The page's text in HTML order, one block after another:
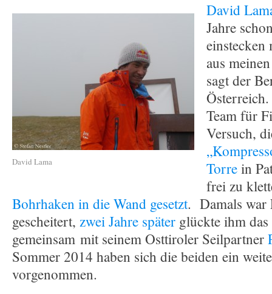
David Lama
David
Jahre
einstecken
aus
sagt der
Team für
Versuch,
Torrein
frei zu
Bohrhaken in die Wand gesetzt. Damals war
gescheitert, zwei Jahre später glückte ihm
gemeinsam mit seinem Osttiroler Seilpartner
Sommer 2014 haben sich die beiden ein
vorgenommen.